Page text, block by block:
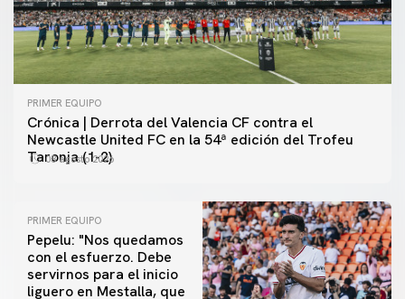
PRIMER EQUIPO
Crónica | Derrota del Valencia CF contra el
Newcastle United FC en la 54ª edición del Trofeu
Taronja (1-2)
08 agosto 2026
PRIMER EQUIPO
Pepelu: "Nos quedamos
con el esfuerzo. Debe
servirnos para el inicio
liguero en Mestalla, que
PRIMER EQUIPO